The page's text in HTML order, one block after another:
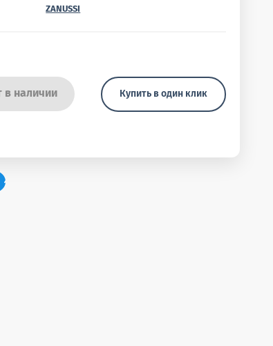
ZANUSSI
в наличии Купить в один клик